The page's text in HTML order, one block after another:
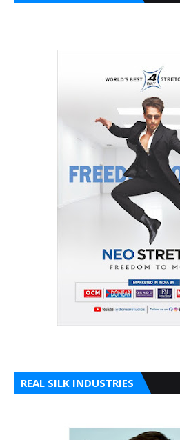
REAL SILK INDUSTRIES